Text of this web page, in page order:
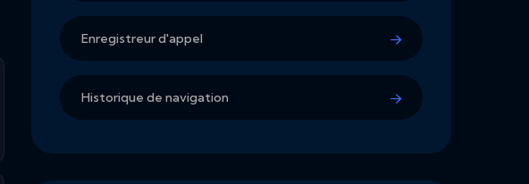
Enregistreur d'appel
Historique de navigation